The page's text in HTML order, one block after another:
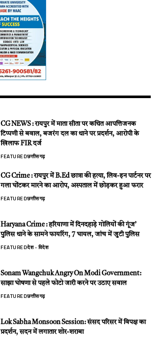
CG NEWS : रायपुर में माता सीता पर कथित आपत्तिजनक
टिप्पणी से बवाल, बजरंग दल का थाने पर प्रदर्शन, आरोपी के
खिलाफ FIR दर्ज
FEATUREDछत्तीसगढ़
CG Crime : रायपुर में B.Ed छात्रा की हत्या, लिव-इन पार्टनर पर
गला घोंटकर मारने का आरोप, अस्पताल में छोड़कर हुआ फरार
FEATUREDछत्तीसगढ़
Haryana Crime : हरियाणा में दिनदहाड़े गोलियों की गूंज’
पुलिस थाने के सामने फायरिंग, 7 घायल, जांच में जुटी पुलिस
FEATUREDदेश - विदेश
Sonam Wangchuk Angry On Modi Government:
साझा घोषणा से पहले फोटो जारी करने पर उठाए सवाल
FEATUREDछत्तीसगढ़
Lok Sabha Monsoon Session: संसद परिसर में विपक्ष का
प्रदर्शन, सदन में लगातार शोर-शराबा